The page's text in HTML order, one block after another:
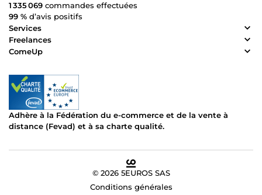
1 335 069 commandes effectuées
99 % d’avis positifs
Services
Freelances
ComeUp
Adhère à la Fédération du e-commerce et de la vente à
distance (Fevad) et à sa charte qualité.
© 2026 5EUROS SAS
Conditions générales